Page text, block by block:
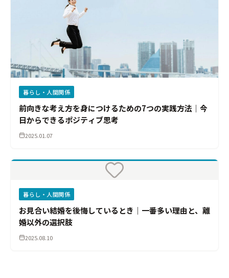
暮らし・人間関係
前向きな考え方を身につけるための7つの実践方法｜今
日からできるポジティブ思考
2025.01.07
暮らし・人間関係
お見合い結婚を後悔しているとき｜一番多い理由と、離
婚以外の選択肢
2025.08.10